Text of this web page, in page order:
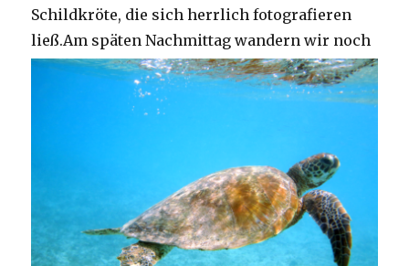
Schildkröte, die sich herrlich fotografieren
ließ.Am späten Nachmittag wandern wir noch